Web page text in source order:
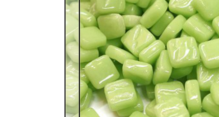
Glasmozaïek steentjes
Keramische
Keramische
Keramische
Geglazuurde
Binnen wandtegels
Buiten tegels Cesi